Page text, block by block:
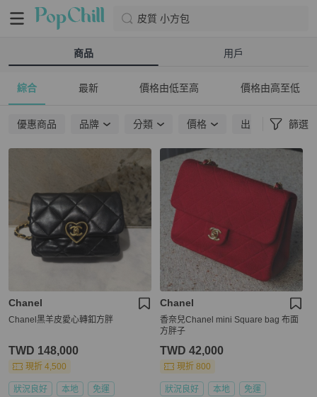
皮質 小方包
商品 用戶
綜合 最新 價格由低至高 價格由高至低
優惠商品 品牌 分類 價格 出貨地點 篩選
Chanel
Chanel黑羊皮愛心轉釦方胖
TWD 148,000
現折 4,500
狀況良好 本地 免運
Chanel
香奈兒Chanel mini Square bag 布面
方胖子
TWD 42,000
現折 800
狀況良好 本地 免運